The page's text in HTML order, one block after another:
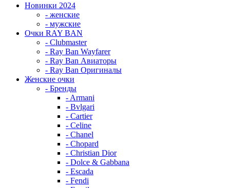
Новинки 2024
- женские
- мужские
Очки RAY BAN
- Clubmaster
- Ray Ban Wayfarer
- Ray Ban Авиаторы
- Ray Ban Оригиналы
Женские очки
- Бренды
- Armani
- Bvlgari
- Cartier
- Celine
- Chanel
- Chopard
- Christian Dior
- Dolce & Gabbana
- Escada
- Fendi